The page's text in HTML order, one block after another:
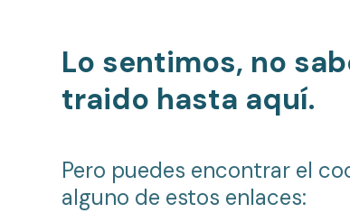
Lo sentimos, no
traido hasta aquí.
Pero puedes encontrar el
alguno de estos enlaces: